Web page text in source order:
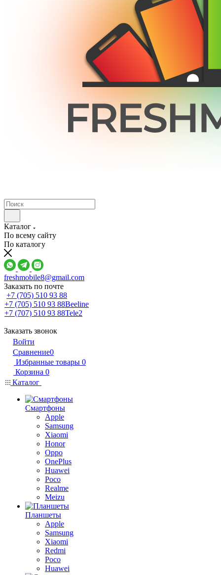
Каталог
По всему сайту
По каталогу
freshmobile8@gmail.com
Заказать по почте
+7 (705) 510 93 88
+7 (705) 510 93 88Beeline
+7 (707) 510 93 88Tele2
Заказать звонок
Войти
Сравнение0
Избранные товары 0
Корзина 0
Каталог
Смартфоны
Apple
Samsung
Xiaomi
Honor
Oppo
OnePlus
Huawei
Poco
Realme
Meizu
Планшеты
Apple
Samsung
Xiaomi
Redmi
Poco
Huawei